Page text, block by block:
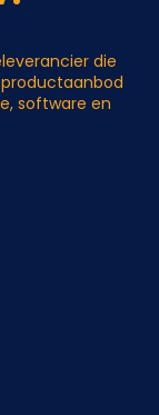
die
software en